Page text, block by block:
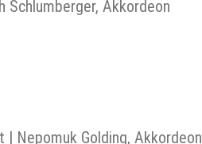
Schlumberger, Akkordeon
| Nepomuk Golding, Akkordeon